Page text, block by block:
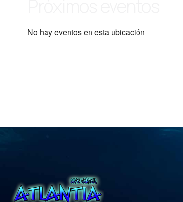
No hay eventos en esta ubicación